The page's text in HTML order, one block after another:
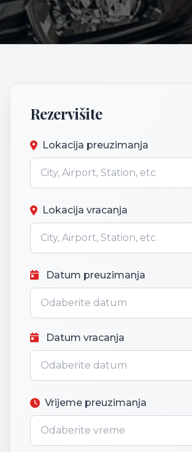
Rezervišite
Lokacija preuzimanja
Lokacija vracanja
Datum preuzimanja
Datum vracanja
Vrijeme preuzimanja